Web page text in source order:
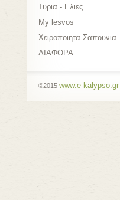
Τυρια - Ελιες
My lesvos
Xειροποιητα Σαπουνια
ΔΙΑΦΟΡΑ
©2015 www.e-kalypso.gr